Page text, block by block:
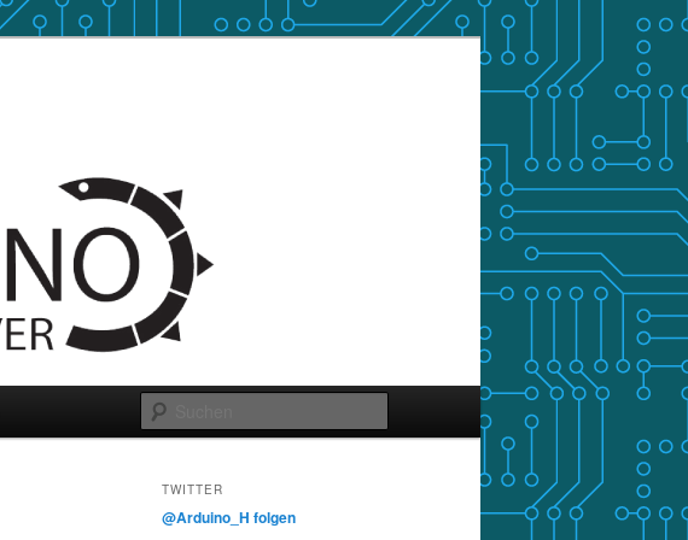
TWITTER
@Arduino_H folgen